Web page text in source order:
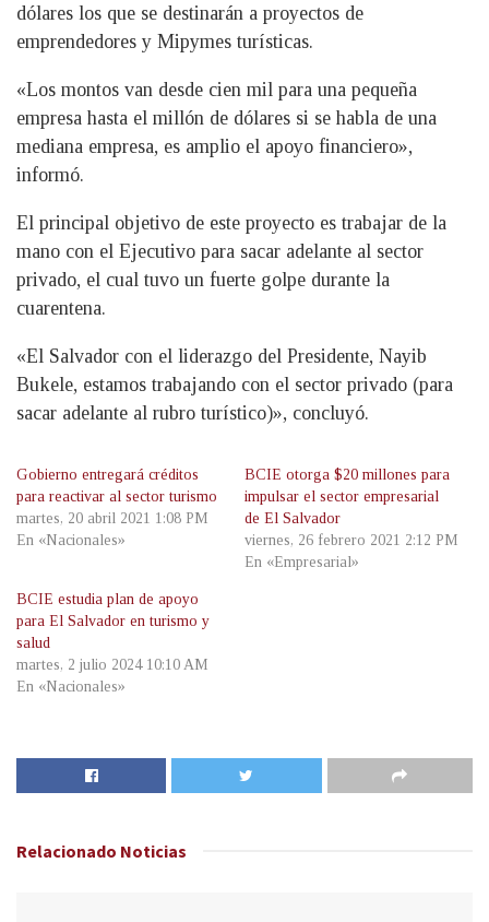
dólares los que se destinarán a proyectos de
emprendedores y Mipymes turísticas.
«Los montos van desde cien mil para una pequeña
empresa hasta el millón de dólares si se habla de una
mediana empresa, es amplio el apoyo financiero»,
informó.
El principal objetivo de este proyecto es trabajar de la
mano con el Ejecutivo para sacar adelante al sector
privado, el cual tuvo un fuerte golpe durante la
cuarentena.
«El Salvador con el liderazgo del Presidente, Nayib
Bukele, estamos trabajando con el sector privado (para
sacar adelante al rubro turístico)», concluyó.
Gobierno entregará créditos
para reactivar al sector turismo
martes, 20 abril 2021 1:08 PM
En «Nacionales»
BCIE otorga $20 millones para
impulsar el sector empresarial
de El Salvador
viernes, 26 febrero 2021 2:12 PM
En «Empresarial»
BCIE estudia plan de apoyo
para El Salvador en turismo y
salud
martes, 2 julio 2024 10:10 AM
En «Nacionales»
Relacionado Noticias